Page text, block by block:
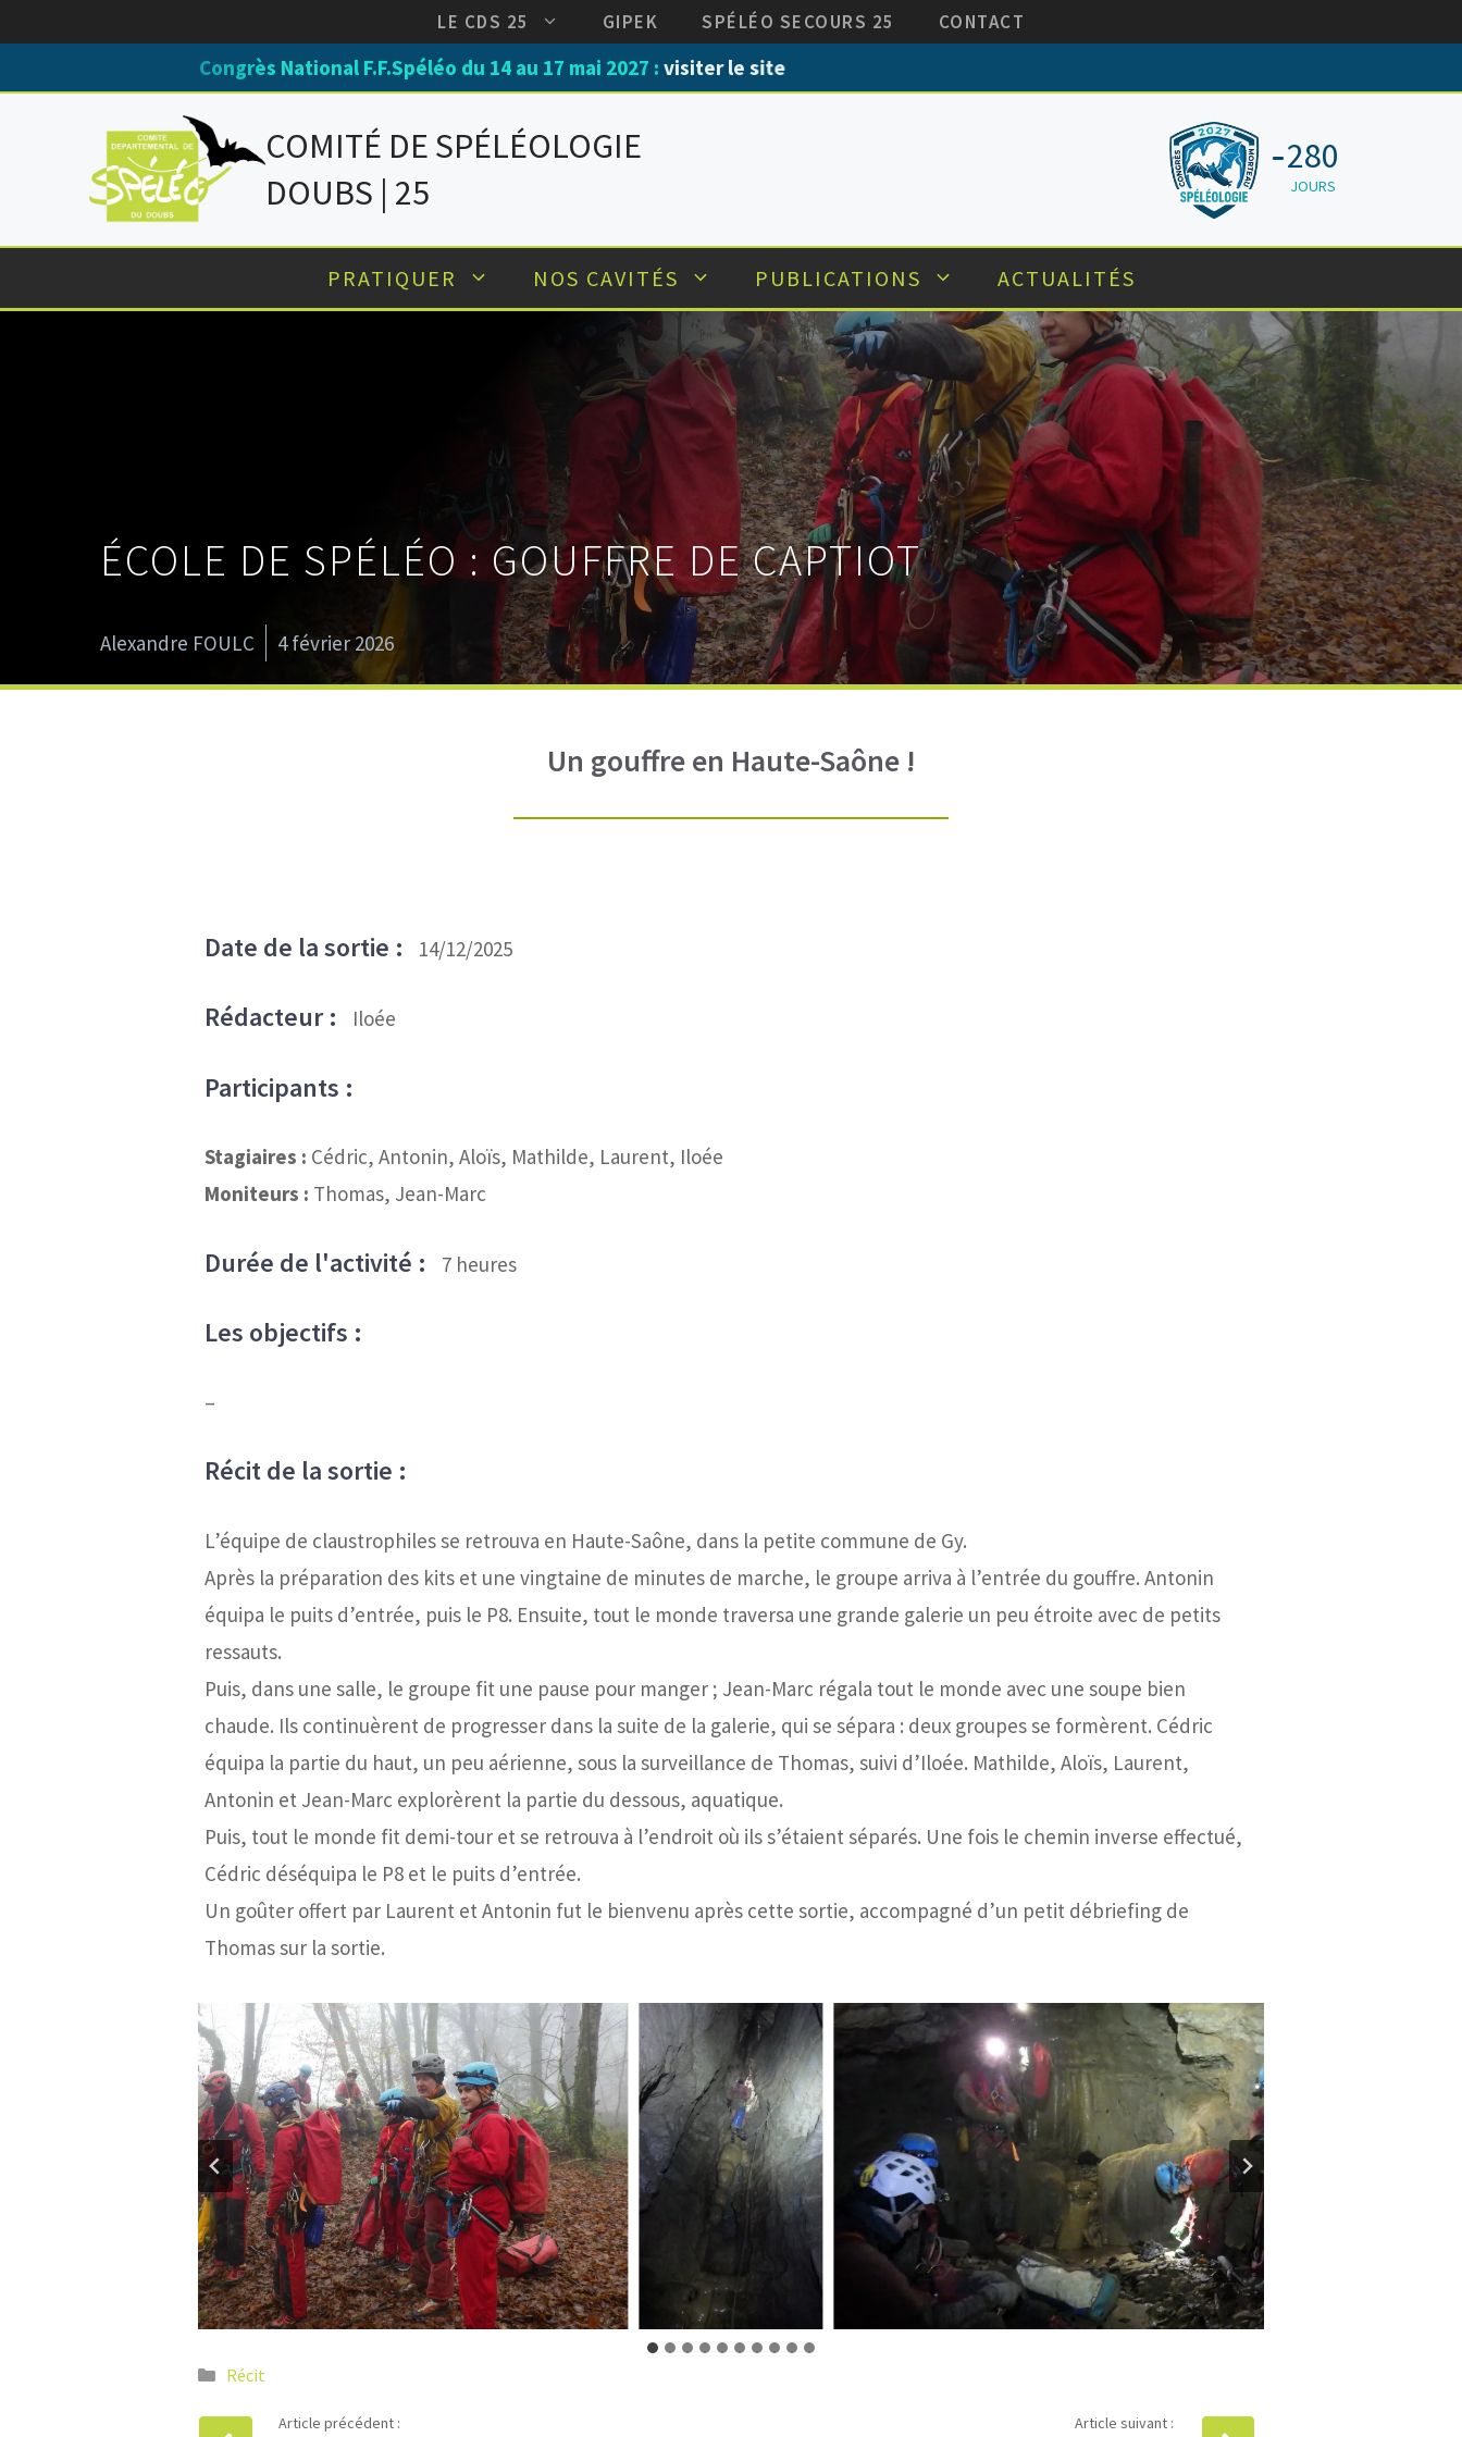
contenu
LE CDS 25 GIPEK SPÉLÉO SECOURS 25 CONTACT
Congrès National F.F.Spéléo du 14 au 17 mai 2027 :visiter le site
COMITÉ DE SPÉLÉOLOGIE
DOUBS | 25
280
JOURS
PRATIQUER NOS CAVITÉS PUBLICATIONS ACTUALITÉS
ÉCOLE DE SPÉLÉO : GOUFFRE DE CAPTIOT
Alexandre FOULC 4 février 2026
Un gouffre en Haute-Saône !
Date de la sortie : 14/12/2025
Rédacteur : Iloée
Participants :
Stagiaires : Cédric, Antonin, Aloïs, Mathilde, Laurent, Iloée
Moniteurs : Thomas, Jean-Marc
Durée de l'activité : 7 heures
Les objectifs :
–
Récit de la sortie :
L’équipe de claustrophiles se retrouva en Haute-Saône, dans la petite commune de Gy.
Après la préparation des kits et une vingtaine de minutes de marche, le groupe arriva à l’entrée du gouffre. Antonin
équipa le puits d’entrée, puis le P8. Ensuite, tout le monde traversa une grande galerie un peu étroite avec de petits
ressauts.
Puis, dans une salle, le groupe fit une pause pour manger ; Jean-Marc régala tout le monde avec une soupe bien
chaude. Ils continuèrent de progresser dans la suite de la galerie, qui se sépara : deux groupes se formèrent. Cédric
équipa la partie du haut, un peu aérienne, sous la surveillance de Thomas, suivi d’Iloée. Mathilde, Aloïs, Laurent,
Antonin et Jean-Marc explorèrent la partie du dessous, aquatique.
Puis, tout le monde fit demi-tour et se retrouva à l’endroit où ils s’étaient séparés. Une fois le chemin inverse effectué,
Cédric déséquipa le P8 et le puits d’entrée.
Un goûter offert par Laurent et Antonin fut le bienvenu après cette sortie, accompagné d’un petit débriefing de
Thomas sur la sortie.
Catégories
Récit
Article précédent : Article suivant :